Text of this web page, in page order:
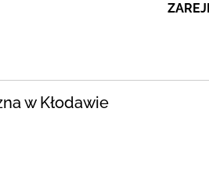
w Kłodawie